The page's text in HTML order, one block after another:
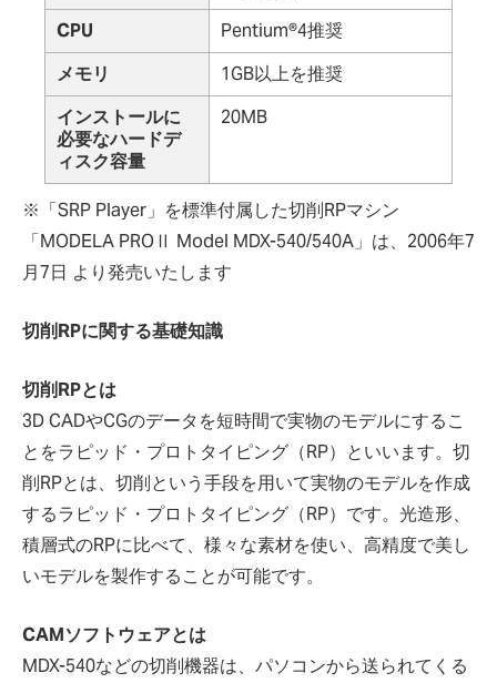
CPU
Pentium®4推奨
メモリ
1GB以上を推奨
インストールに
必要なハードデ
ィスク容量
20MB
※「SRP Player」を標準付属した切削RPマシン
「MODELA PROⅡ Model MDX-540/540A」は、2006年7
月7日 より発売いたします
切削RPに関する基礎知識
切削RPとは
3D CADやCGのデータを短時間で実物のモデルにするこ
とをラピッド・プロトタイピング（RP）といいます。切
削RPとは、切削という手段を用いて実物のモデルを作成
するラピッド・プロトタイピング（RP）です。光造形、
積層式のRPに比べて、様々な素材を使い、高精度で美し
いモデルを製作することが可能です。
CAMソフトウェアとは
MDX-540などの切削機器は、パソコンから送られてくる